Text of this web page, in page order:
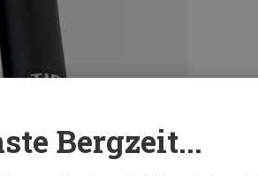
Bergzeit...